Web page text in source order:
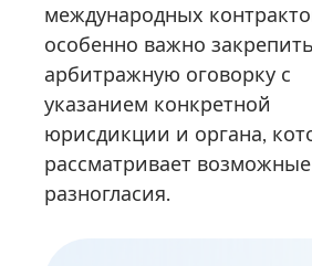
международных
особенно важно закрепить
арбитражную оговорку с
указанием конкретной
юрисдикции и органа,
рассматривает возможные
разногласия.